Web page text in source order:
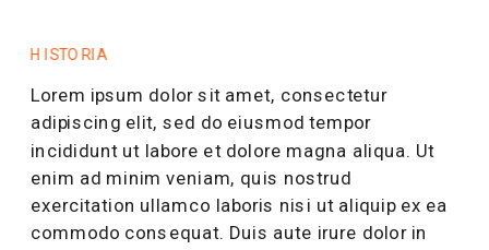
HISTORIA
Lorem ipsum dolor sit amet, consectetur
adipiscing elit, sed do eiusmod tempor
incididunt ut labore et dolore magna aliqua. Ut
enim ad minim veniam, quis nostrud
exercitation ullamco laboris nisi ut aliquip ex ea
commodo consequat. Duis aute irure dolor in